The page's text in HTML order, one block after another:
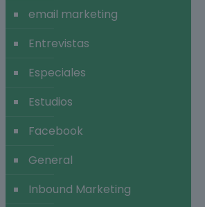
email marketing
Entrevistas
Especiales
Estudios
Facebook
General
Inbound Marketing